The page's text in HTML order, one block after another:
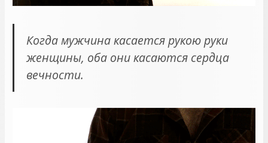
Когда мужчина касается рукою руки
женщины, оба они касаются сердца
вечности.